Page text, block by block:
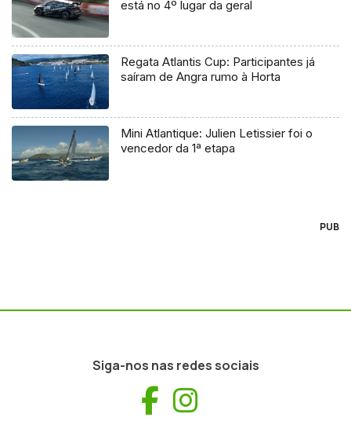
está no 4º lugar da geral
Regata Atlantis Cup: Participantes já
saíram de Angra rumo à Horta
Mini Atlantique: Julien Letissier foi o
vencedor da 1ª etapa
PUB
Siga-nos nas redes sociais
Facebook